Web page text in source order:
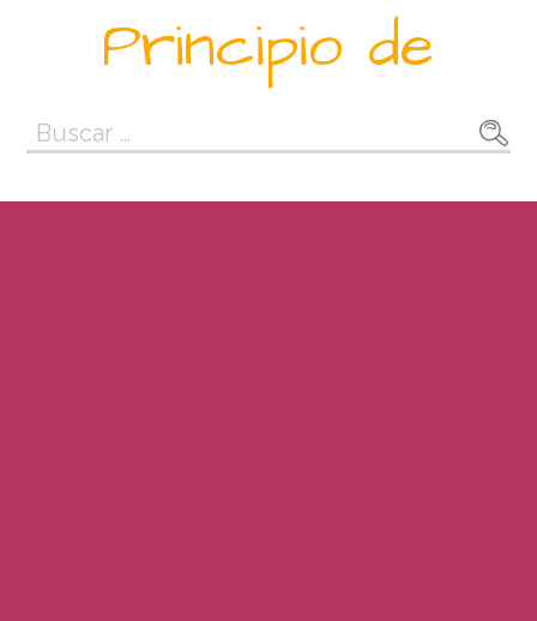
Principio de
Buscar: